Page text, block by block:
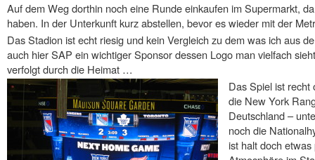
Auf dem Weg dorthin noch eine Runde einkaufen im Supermarkt,
haben. In der Unterkunft kurz abstellen, bevor es wieder mit der
Das Stadion ist echt riesig und kein Vergleich zu dem was ich aus
auch hier SAP ein wichtiger Sponsor dessen Logo man vielfach
verfolgt durch die Heimat …
Das Spiel ist recht
die New York
Deutschland –
noch die
ist halt doch